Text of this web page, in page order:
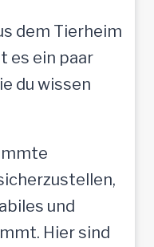
dem Tierheim
es ein paar
du wissen
und
Hier sind